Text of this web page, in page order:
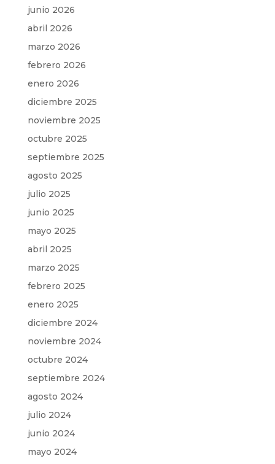
junio 2026
abril 2026
marzo 2026
febrero 2026
enero 2026
diciembre 2025
noviembre 2025
octubre 2025
septiembre 2025
agosto 2025
julio 2025
junio 2025
mayo 2025
abril 2025
marzo 2025
febrero 2025
enero 2025
diciembre 2024
noviembre 2024
octubre 2024
septiembre 2024
agosto 2024
julio 2024
junio 2024
mayo 2024